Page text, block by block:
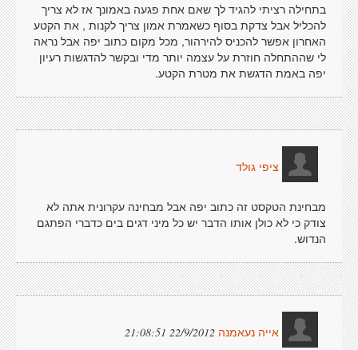
בתחילה רציתי להגיד לך שאם אחת פגעה באמונך אז לא צריך
להכליל אבל צדקת בסוף כשאמרת אמון צריך לקנות , את הקטע
האחרון אפשר להכניס להירהור, מכל מקום כתוב יפה אבל נראה
לי שההתחלה חוזרת על עצמה יותר מדי ובקשר להדגשות רעיון
יפה באמת הדגשת את מטרת הקטע.
ציפי גולד
מבחינת הטקסט זה כתוב יפה אבל מבחינה עקרונית אתה לא
צודק כי לא כולן אותו הדבר יש כל מיני דגים בים כדברי הפתגם
הנדוש.
אייה נעאמנה 22/9/2012 21:08:51